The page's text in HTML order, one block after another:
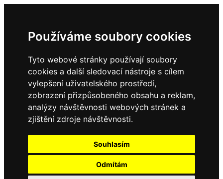
Používáme soubory cookies
Tyto webové stránky používají soubory
cookies a další sledovací nástroje s cílem
vylepšení uživatelského prostředí,
zobrazení přizpůsobeného obsahu a reklam,
analýzy návštěvnosti webových stránek a
zjištění zdroje návštěvnosti.
Souhlasím
Odmítám